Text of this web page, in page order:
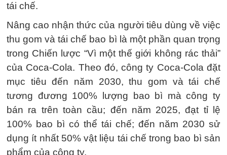
tái chế.
Nâng cao nhận thức của người tiêu dùng về việc
thu gom và tái chế bao bì là một phần quan trọng
trong Chiến lược “Vì một thế giới không rác thải”
của Coca-Cola. Theo đó, công ty Coca-Cola đặt
mục tiêu đến năm 2030, thu gom và tái chế
tương đương 100% lượng bao bì mà công ty
bán ra trên toàn cầu; đến năm 2025, đạt tỉ lệ
100% bao bì có thể tái chế; đến năm 2030 sử
dụng ít nhất 50% vật liệu tái chế trong bao bì sản
phẩm của công ty.